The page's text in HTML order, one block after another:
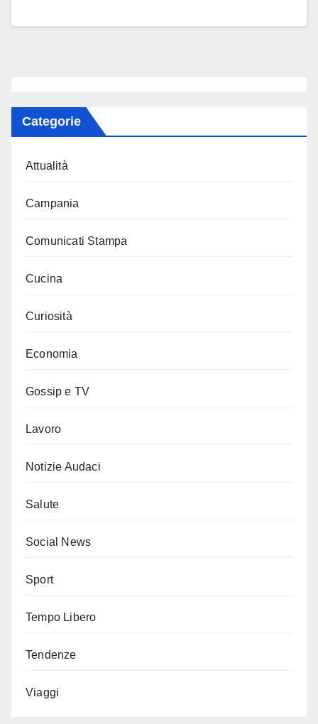
Categorie
Attualità
Campania
Comunicati Stampa
Cucina
Curiosità
Economia
Gossip e TV
Lavoro
Notizie Audaci
Salute
Social News
Sport
Tempo Libero
Tendenze
Viaggi